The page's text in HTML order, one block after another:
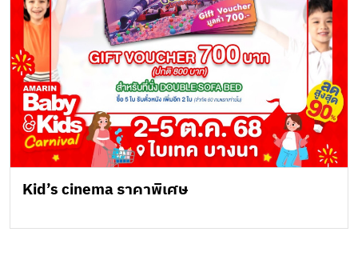
Kid’s cinema ราคาพิเศษ